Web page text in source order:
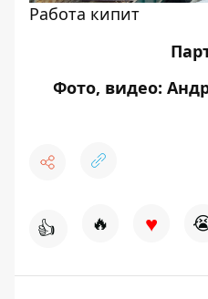
Работа кипит
Фото, видео:
👍 🔥 ♥